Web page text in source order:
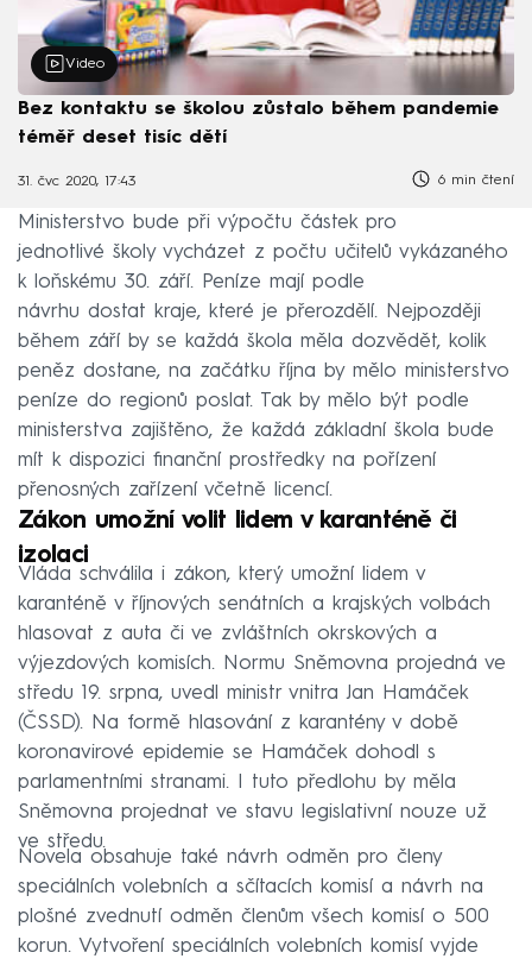
Video
Bez kontaktu se školou zůstalo během pandemie
téměř deset tisíc dětí
31. čvc 2020, 17:43 6 min čtení
Ministerstvo bude při výpočtu částek pro
jednotlivé školy vycházet z počtu učitelů vykázaného
k loňskému 30. září. Peníze mají podle
návrhu dostat kraje, které je přerozdělí. Nejpozději
během září by se každá škola měla dozvědět, kolik
peněz dostane, na začátku října by mělo ministerstvo
peníze do regionů poslat. Tak by mělo být podle
ministerstva zajištěno, že každá základní škola bude
mít k dispozici finanční prostředky na pořízení
přenosných zařízení včetně licencí.
Zákon umožní volit lidem v karanténě či
izolaci
Vláda schválila i zákon, který umožní lidem v
karanténě v říjnových senátních a krajských volbách
hlasovat z auta či ve zvláštních okrskových a
výjezdových komisích. Normu Sněmovna projedná ve
středu 19. srpna, uvedl ministr vnitra Jan Hamáček
(ČSSD). Na formě hlasování z karantény v době
koronavirové epidemie se Hamáček dohodl s
parlamentními stranami. I tuto předlohu by měla
Sněmovna projednat ve stavu legislativní nouze už
ve středu.
Novela obsahuje také návrh odměn pro členy
speciálních volebních a sčítacích komisí a návrh na
plošné zvednutí odměn členům všech komisí o 500
korun. Vytvoření speciálních volebních komisí vyjde